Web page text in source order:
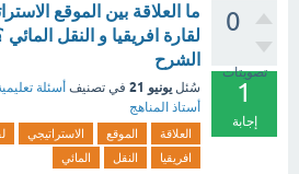
0
تصويتات
1
إجابة
ما العلاقة بين الموقع
لقارة افريقيا و النقل
الشرح
سُئل يونيو 21 في تصنيف أسئلة
أستاذ المناهج
العلاقة الموقع الاستراتيجي
افريقيا
النقل المائي